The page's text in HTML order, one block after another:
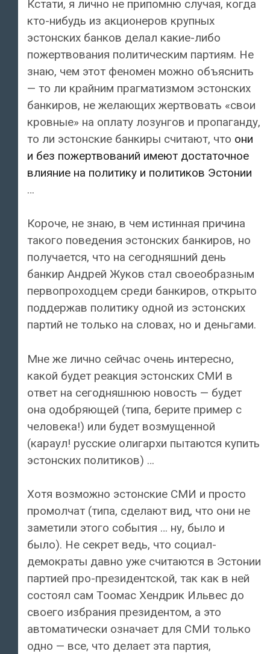
Кстати, я лично не припомню случая, когда
кто-нибудь из акционеров крупных
эстонских банков делал какие-либо
пожертвования политическим партиям. Не
знаю, чем этот феномен можно объяснить
— то ли крайним прагматизмом эстонских
банкиров, не желающих жертвовать «свои
кровные» на оплату лозунгов и пропаганду,
то ли эстонские банкиры считают, что они
и без пожертвований имеют достаточное
влияние на политику и политиков Эстонии
…
Короче, не знаю, в чем истинная причина
такого поведения эстонских банкиров, но
получается, что на сегодняшний день
банкир Андрей Жуков стал своеобразным
первопроходцем среди банкиров, открыто
поддержав политику одной из эстонских
партий не только на словах, но и деньгами.
Мне же лично сейчас очень интересно,
какой будет реакция эстонских СМИ в
ответ на сегодняшнюю новость — будет
она одобряющей (типа, берите пример с
человека!) или будет возмущенной
(караул! русские олигархи пытаются купить
эстонских политиков) …
Хотя возможно эстонские СМИ и просто
промолчат (типа, сделают вид, что они не
заметили этого события … ну, было и
было). Не секрет ведь, что социал-
демократы давно уже считаются в Эстонии
партией про-президентской, так как в ней
состоял сам Тоомас Хендрик Ильвес до
своего избрания президентом, а это
автоматически означает для СМИ только
одно — все, что делает эта партия,